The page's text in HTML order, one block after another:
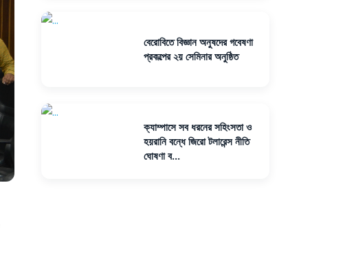
বেরোবিতে বিজ্ঞান অনুষদের গবেষণা
প্রকল্পের ২য় সেমিনার অনুষ্ঠিত
ক্যাম্পাসে সব ধরনের সহিংসতা ও
হয়রানি বন্ধে জিরো টলারেন্স নীতি
ঘোষণা ব...